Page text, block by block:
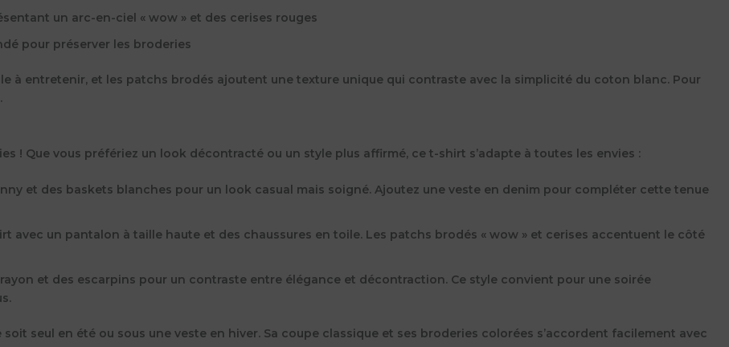
un arc-en-ciel « wow » et des cerises rouges
pour préserver les broderies
à entretenir, et les patchs brodés ajoutent une texture unique qui contraste avec la simplicité du coton blanc. Pour
! Que vous préfériez un look décontracté ou un style plus affirmé, ce t-shirt s’adapte à toutes les envies :
et des baskets blanches pour un look casual mais soigné. Ajoutez une veste en denim pour compléter cette tenue
avec un pantalon à taille haute et des chaussures en toile. Les patchs brodés « wow » et cerises accentuent le côté
et des escarpins pour un contraste entre élégance et décontraction. Ce style convient pour une soirée
seul en été ou sous une veste en hiver. Sa coupe classique et ses broderies colorées s’accordent facilement avec